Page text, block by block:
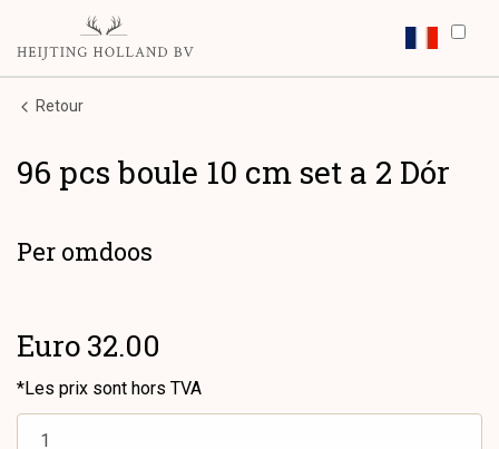
Retour
96 pcs boule 10 cm set a 2 Dór
Per omdoos
Euro 32.00
*Les prix sont hors TVA